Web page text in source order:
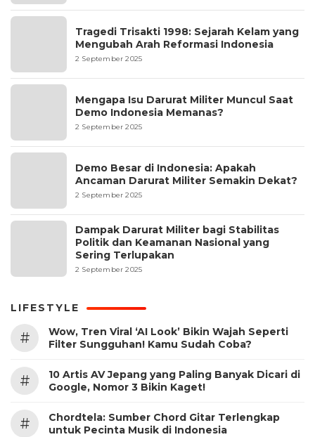
Tragedi Trisakti 1998: Sejarah Kelam yang
Mengubah Arah Reformasi Indonesia
2 September 2025
Mengapa Isu Darurat Militer Muncul Saat
Demo Indonesia Memanas?
2 September 2025
Demo Besar di Indonesia: Apakah
Ancaman Darurat Militer Semakin Dekat?
2 September 2025
Dampak Darurat Militer bagi Stabilitas
Politik dan Keamanan Nasional yang
Sering Terlupakan
2 September 2025
LIFESTYLE
#
Wow, Tren Viral ‘AI Look’ Bikin Wajah Seperti
Filter Sungguhan! Kamu Sudah Coba?
#
10 Artis AV Jepang yang Paling Banyak Dicari di
Google, Nomor 3 Bikin Kaget!
#
Chordtela: Sumber Chord Gitar Terlengkap
untuk Pecinta Musik di Indonesia